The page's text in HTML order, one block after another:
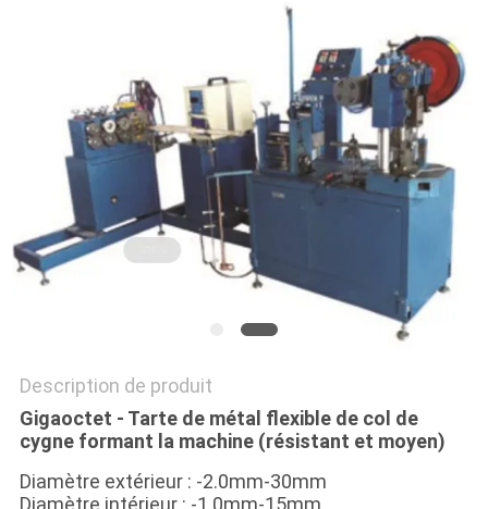
POLITIQUE
CONFIDENTIALITÉ
Description de produit
Gigaoctet - Tarte de métal flexible de col de
cygne formant la machine (résistant et moyen)
Diamètre extérieur : -2.0mm-30mm